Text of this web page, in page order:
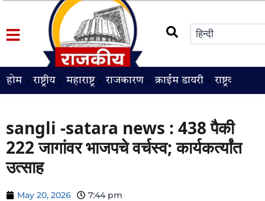
होम राष्ट्रीय महाराष्ट्र राजकारण क्राईम डायरी राष्ट्रवादी
sangli -satara news : 438 पैकी
222 जागांवर भाजपचे वर्चस्व; कार्यकर्त्यांत
उत्साह
May 20, 2026 7:44 pm